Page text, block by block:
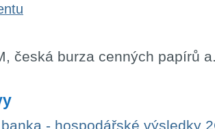
česká burza cenných papírů
- hospodářské výsledky